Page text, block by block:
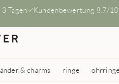
Tagen Kundenbewertung 8.7/10
& charms ringe ohrringe